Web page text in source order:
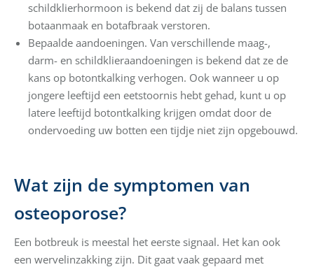
schildklierhormoon is bekend dat zij de balans tussen
botaanmaak en botafbraak verstoren.
Bepaalde aandoeningen. Van verschillende maag-,
darm- en schildklieraandoeningen is bekend dat ze de
kans op botontkalking verhogen. Ook wanneer u op
jongere leeftijd een eetstoornis hebt gehad, kunt u op
latere leeftijd botontkalking krijgen omdat door de
ondervoeding uw botten een tijdje niet zijn opgebouwd.
Wat zijn de symptomen van
osteoporose?
Een botbreuk is meestal het eerste signaal. Het kan ook
een wervelinzakking zijn. Dit gaat vaak gepaard met